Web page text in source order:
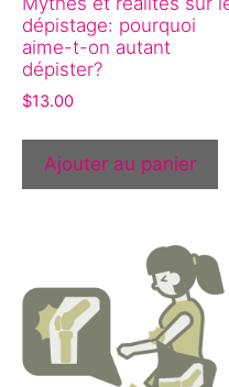
dépistage: pourquoi
aime-t-on autant
dépister?
$13.00
Ajouter au panier